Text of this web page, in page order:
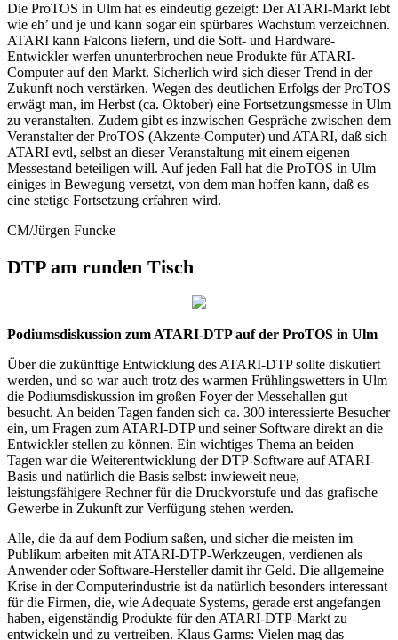
Die ProTOS in Ulm hat es eindeutig gezeigt: Der ATARI-Markt lebt
wie eh’ und je und kann sogar ein spürbares Wachstum verzeichnen.
ATARI kann Falcons liefern, und die Soft- und Hardware-
Entwickler werfen ununterbrochen neue Produkte für ATARI-
Computer auf den Markt. Sicherlich wird sich dieser Trend in der
Zukunft noch verstärken. Wegen des deutlichen Erfolgs der ProTOS
erwägt man, im Herbst (ca. Oktober) eine Fortsetzungsmesse in Ulm
zu veranstalten. Zudem gibt es inzwischen Gespräche zwischen dem
Veranstalter der ProTOS (Akzente-Computer) und ATARI, daß sich
ATARI evtl, selbst an dieser Veranstaltung mit einem eigenen
Messestand beteiligen will. Auf jeden Fall hat die ProTOS in Ulm
einiges in Bewegung versetzt, von dem man hoffen kann, daß es
eine stetige Fortsetzung erfahren wird.
CM/Jürgen Funcke
DTP am runden Tisch
Podiumsdiskussion zum ATARI-DTP auf der ProTOS in Ulm
Über die zukünftige Entwicklung des ATARI-DTP sollte diskutiert
werden, und so war auch trotz des warmen Frühlingswetters in Ulm
die Podiumsdiskussion im großen Foyer der Messehallen gut
besucht. An beiden Tagen fanden sich ca. 300 interessierte Besucher
ein, um Fragen zum ATARI-DTP und seiner Software direkt an die
Entwickler stellen zu können. Ein wichtiges Thema an beiden
Tagen war die Weiterentwicklung der DTP-Software auf ATARI-
Basis und natürlich die Basis selbst: inwieweit neue,
leistungsfähigere Rechner für die Druckvorstufe und das grafische
Gewerbe in Zukunft zur Verfügung stehen werden.
Alle, die da auf dem Podium saßen, und sicher die meisten im
Publikum arbeiten mit ATARI-DTP-Werkzeugen, verdienen als
Anwender oder Software-Hersteller damit ihr Geld. Die allgemeine
Krise in der Computerindustrie ist da natürlich besonders interessant
für die Firmen, die, wie Adequate Systems, gerade erst angefangen
haben, eigenständig Produkte für den ATARI-DTP-Markt zu
entwickeln und zu vertreiben. Klaus Garms: Vielen mag das